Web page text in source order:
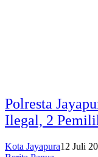
Polresta
Ilegal, 2
Kota Jayapura12 Juli